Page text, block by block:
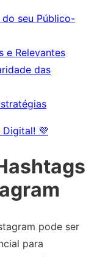
seu Público-
e Relevantes
das
💜
pode ser
para